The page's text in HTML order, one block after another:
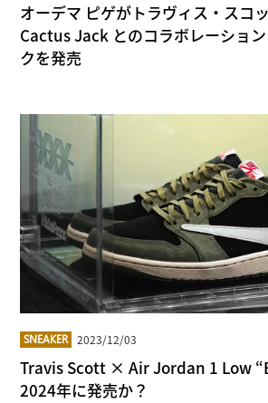
オーデマ ピゲがトラヴィス・スコ
Cactus Jack とのコラボレーショ
クを発売
SNEAKER 2023/12/03
Travis Scott × Air Jordan 1 Low
2024年に発売か？